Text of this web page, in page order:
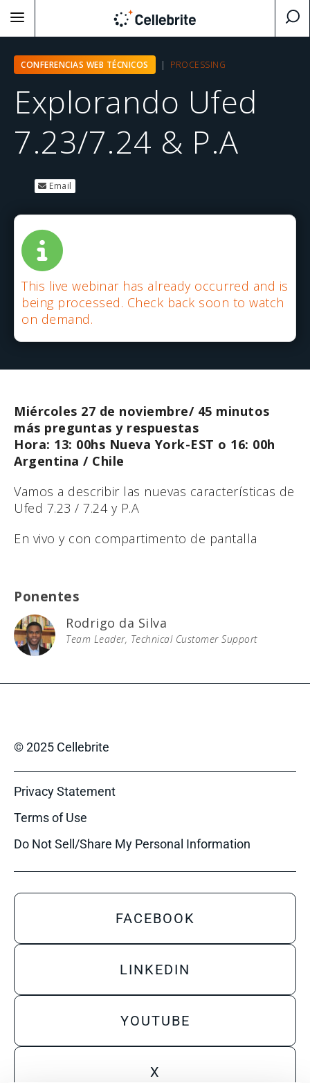
CONFERENCIAS WEB TÉCNICOS | PROCESSING
Explorando Ufed
7.23/7.24 & P.A
Email
This live webinar has already occurred and is
being processed. Check back soon to watch
on demand.
Miércoles 27 de noviembre/ 45 minutos
más preguntas y respuestas
Hora: 13: 00hs Nueva York-EST o 16: 00h
Argentina / Chile
Vamos a describir las nuevas características de
Ufed 7.23 / 7.24 y P.A
En vivo y con compartimento de pantalla
Ponentes
Rodrigo da Silva
Team Leader, Technical Customer Support
© 2025 Cellebrite
Privacy Statement
Terms of Use
Do Not Sell/Share My Personal Information
FACEBOOK
LINKEDIN
YOUTUBE
X